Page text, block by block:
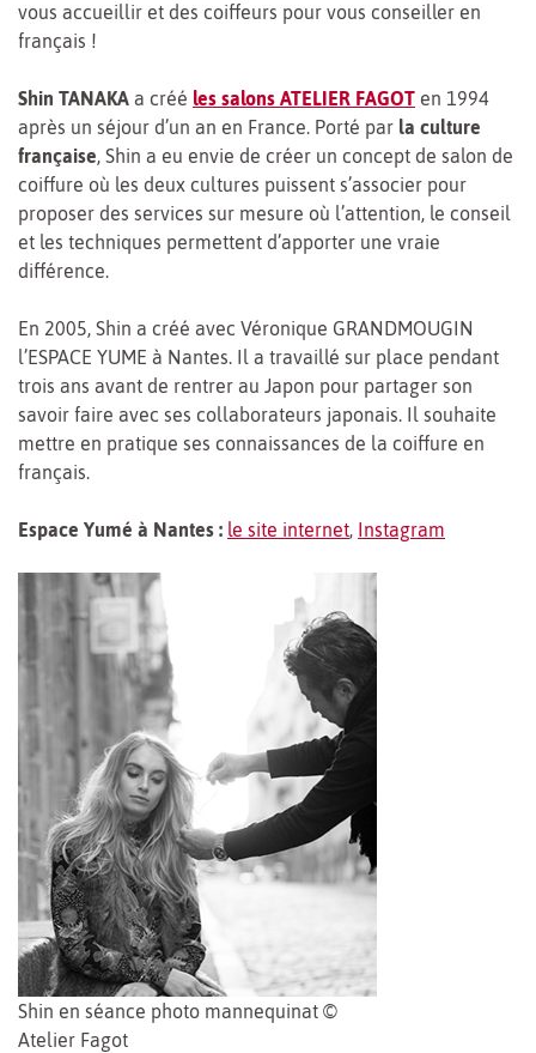
vous accueillir et des coiffeurs pour vous conseiller en
français !
Shin TANAKA a créé les salons ATELIER FAGOT en 1994
après un séjour d’un an en France. Porté par la culture
française, Shin a eu envie de créer un concept de salon de
coiffure où les deux cultures puissent s’associer pour
proposer des services sur mesure où l’attention, le conseil
et les techniques permettent d’apporter une vraie
différence.
En 2005, Shin a créé avec Véronique GRANDMOUGIN
l’ESPACE YUME à Nantes. Il a travaillé sur place pendant
trois ans avant de rentrer au Japon pour partager son
savoir faire avec ses collaborateurs japonais. Il souhaite
mettre en pratique ses connaissances de la coiffure en
français.
Espace Yumé à Nantes : le site internet, Instagram
Shin en séance photo mannequinat ©
Atelier Fagot